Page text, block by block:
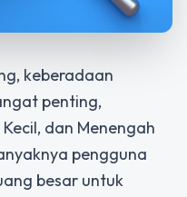
keberadaan
penting,
dan Menengah
pengguna
besar untuk